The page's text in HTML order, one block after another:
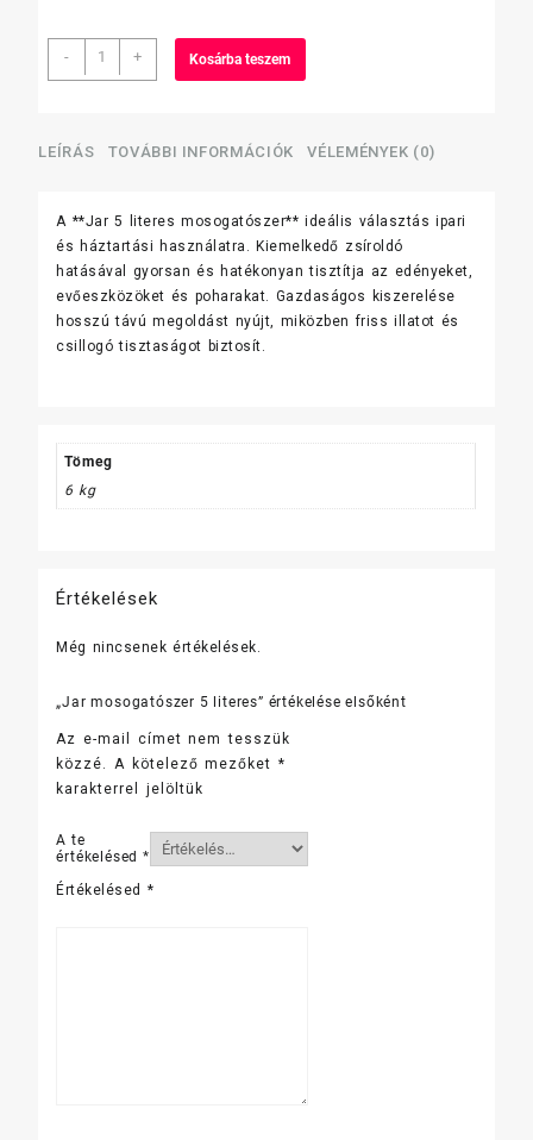
-
Jar
mosogatószer
mennyiség
+ Kosárba teszem
LEÍRÁS TOVÁBBI INFORMÁCIÓK VÉLEMÉNYEK (0)
A **Jar 5 literes mosogatószer** ideális választás ipari
és háztartási használatra. Kiemelkedő zsíroldó
hatásával gyorsan és hatékonyan tisztítja az edényeket,
evőeszközöket és poharakat. Gazdaságos kiszerelése
hosszú távú megoldást nyújt, miközben friss illatot és
csillogó tisztaságot biztosít.
Tömeg
6 kg
Értékelések
Még nincsenek értékelések.
„Jar mosogatószer 5 literes” értékelése elsőként
Az e-mail címet nem tesszük
közzé.
A kötelező mezőket *
karakterrel jelöltük
A te
értékelésed*
Értékelésed *